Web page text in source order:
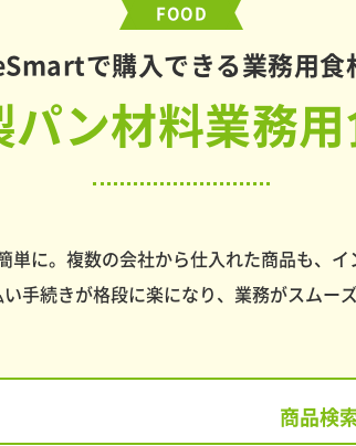
FOOD
で購入できる業務用食
ン材料業務
に。複数の会社から仕入れた商品も、イ
手続きが格段に楽になり、業務がスムー
商品検